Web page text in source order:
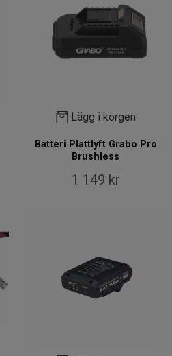
Lägg i korgen
Batteri Plattlyft Grabo Pro
Brushless
1 149 kr